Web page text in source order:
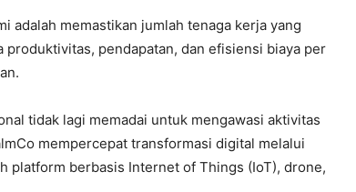
adalah memastikan jumlah tenaga kerja yang
pendapatan, dan efisiensi biaya per
tidak lagi memadai untuk mengawasi aktivitas
mempercepat transformasi digital melalui
platform berbasis Internet of Things (IoT), drone,